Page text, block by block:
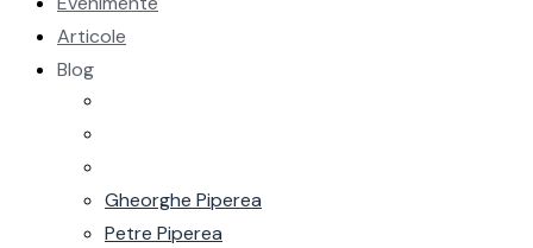
Articole
Blog
Gheorghe Piperea
Petre Piperea